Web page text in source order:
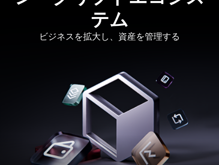
テム
ビジネスを拡大し、資産を管理する